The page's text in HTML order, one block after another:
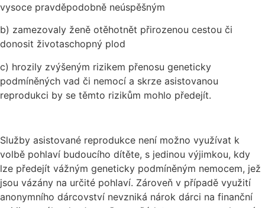
vysoce pravděpodobně neúspěšným
b) zamezovaly ženě otěhotnět přirozenou cestou či
donosit životaschopný plod
c) hrozily zvýšeným rizikem přenosu geneticky
podmíněných vad či nemocí a skrze asistovanou
reprodukci by se těmto rizikům mohlo předejít.
Služby asistované reprodukce není možno využívat k
volbě pohlaví budoucího dítěte, s jedinou výjimkou, kdy
lze předejít vážným geneticky podmíněným nemocem, jež
jsou vázány na určité pohlaví. Zároveň v případě využití
anonymního dárcovství nevzniká nárok dárci na finanční